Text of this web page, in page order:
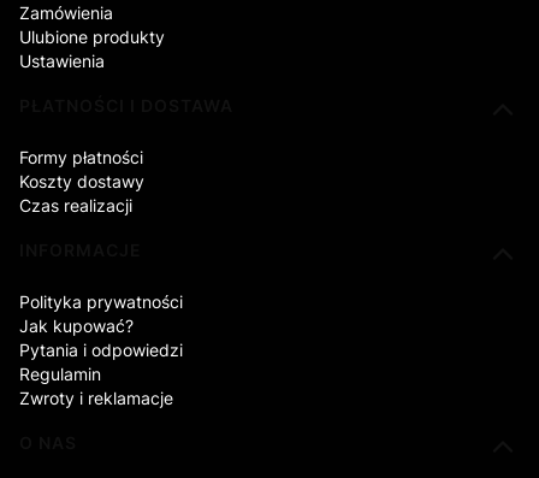
Zamówienia
Ulubione produkty
Ustawienia
Formy płatności
Koszty dostawy
Czas realizacji
Polityka prywatności
Jak kupować?
Pytania i odpowiedzi
Regulamin
Zwroty i reklamacje